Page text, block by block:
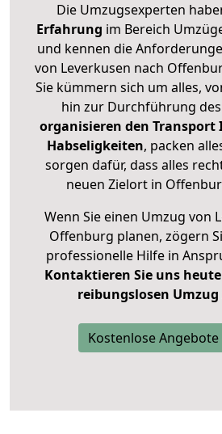
Die Umzugsexperten
Erfahrung im Bereich
und kennen die
von Leverkusen nach
Sie kümmern sich um alles,
hin zur Durchführung
organisieren den Transport
Habseligkeiten, packen
sorgen dafür, dass alles
neuen Zielort in
Wenn Sie einen Umzug von
Offenburg planen, zögern
professionelle Hilfe in
Kontaktieren Sie uns heute
reibungslosen Umzug
Kostenlose